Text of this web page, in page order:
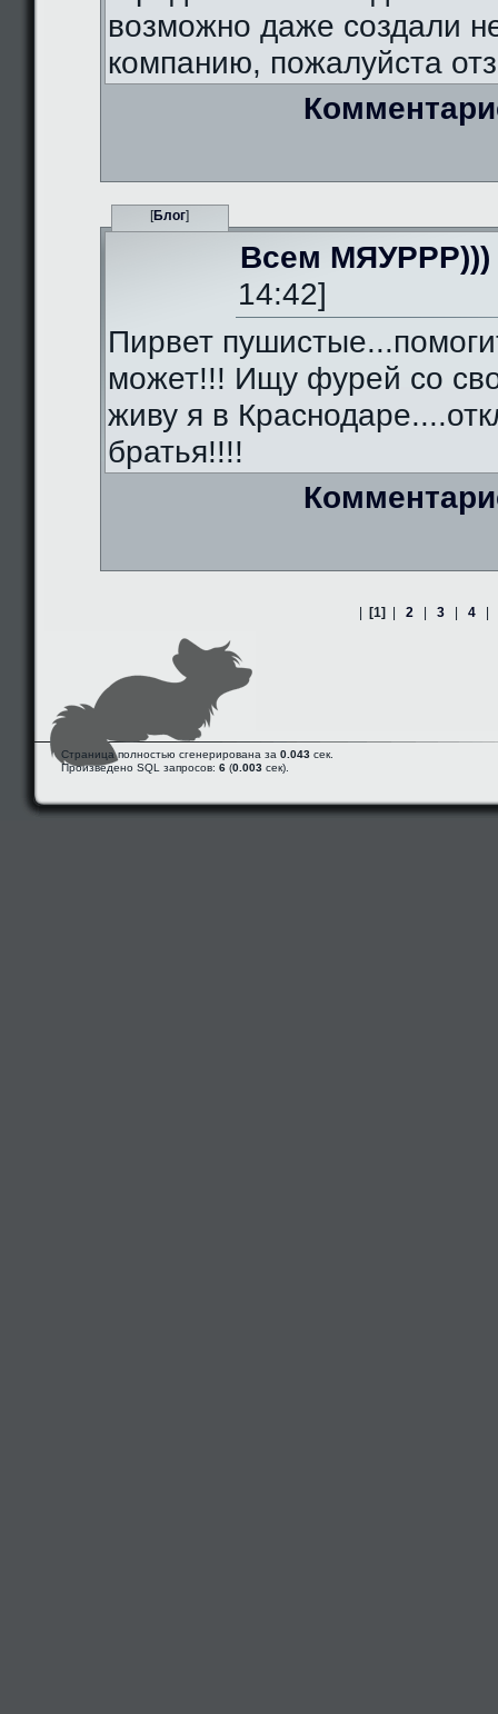
возможно даже создали
компанию, пожалуйста
[Блог]
Всем МЯУРРР)))
14:42]
Пирвет
может!!! Ищу фурей со
живу я в
братья!!!!
[1] 2 3 4
Страница полностью сгенерирована за 0.043 сек.
Произведено SQL запросов: 6 (0.003 сек).